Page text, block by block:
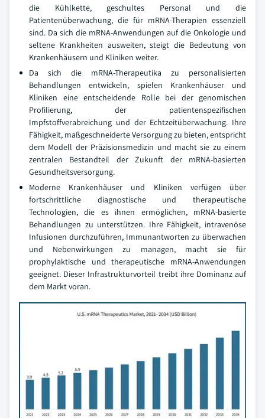
die Kühlkette, geschultes Personal und die
Patientenüberwachung, die für mRNA-Therapien essenziell
sind. Da sich die mRNA-Anwendungen auf die Onkologie und
seltene Krankheiten ausweiten, steigt die Bedeutung von
Krankenhäusern und Kliniken weiter.
Da sich die mRNA-Therapeutika zu personalisierten
Behandlungen entwickeln, spielen Krankenhäuser und
Kliniken eine entscheidende Rolle bei der genomischen
Profilierung, der patientenspezifischen
Impfstoffverabreichung und der Echtzeitüberwachung. Ihre
Fähigkeit, maßgeschneiderte Versorgung zu bieten, entspricht
dem Modell der Präzisionsmedizin und macht sie zu einem
zentralen Bestandteil der Zukunft der mRNA-basierten
Gesundheitsversorgung.
Moderne Krankenhäuser und Kliniken verfügen über
fortschrittliche diagnostische und therapeutische
Technologien, die es ihnen ermöglichen, mRNA-basierte
Behandlungen zu unterstützen. Ihre Fähigkeit, intravenöse
Infusionen durchzuführen, Immunantworten zu überwachen
und Nebenwirkungen zu managen, macht sie für
prophylaktische und therapeutische mRNA-Anwendungen
geeignet. Dieser Infrastrukturvorteil treibt ihre Dominanz auf
dem Markt voran.